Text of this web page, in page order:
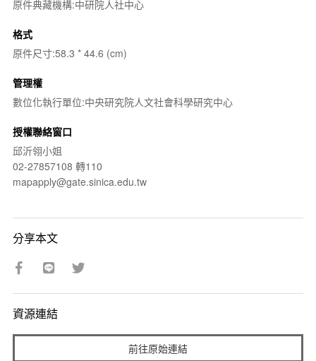
原件典藏機構:中研院人社中心
格式
原件尺寸:58.3 * 44.6 (cm)
管理權
數位化執行單位:中央研究院人文社會科學研究中心
授權聯絡窗口
邱沂翎小姐
02-27857108 轉110
mapapply@gate.sinica.edu.tw
分享本文
資源連結
前往原始連結